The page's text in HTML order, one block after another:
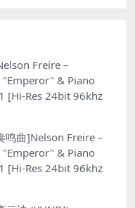
Freire –
"Emperor" & Piano
[Hi-Res 24bit 96khz
鸣曲]Nelson Freire –
"Emperor" & Piano
[Hi-Res 24bit 96khz